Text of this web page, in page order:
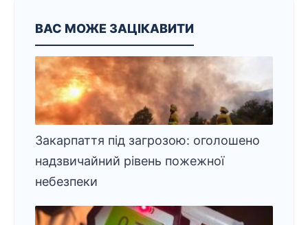
ВАС МОЖЕ ЗАЦІКАВИТИ
Закарпаття під загрозою: оголошено
надзвичайний рівень пожежної
небезпеки